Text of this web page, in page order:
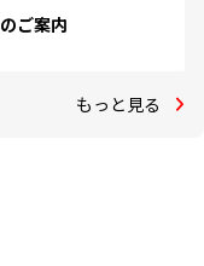
ご案内
もっと見る